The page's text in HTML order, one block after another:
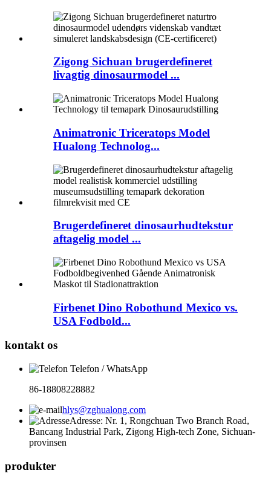
Zigong Sichuan brugerdefineret
livagtig dinosaurmodel ...
Animatronic Triceratops Model
Hualong Technolog...
Brugerdefineret dinosaurhudtekstur
aftagelig model ...
Firbenet Dino Robothund Mexico vs.
USA Fodbold...
kontakt os
Telefon / WhatsApp
86-18808228882
hlys@zghualong.com
Adresse: Nr. 1, Rongchuan Two Branch Road,
Bancang Industrial Park, Zigong High-tech Zone, Sichuan-
provinsen
produkter